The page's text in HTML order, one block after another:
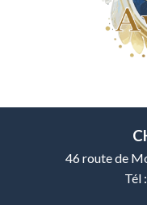
46 route de
Tél :